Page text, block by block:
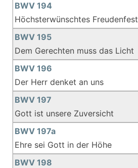
BWV 194
Höchsterwünschtes Freudenfest
BWV 195
Dem Gerechten muss das Licht
BWV 196
Der Herr denket an uns
BWV 197
Gott ist unsere Zuversicht
BWV 197a
Ehre sei Gott in der Höhe
BWV 198